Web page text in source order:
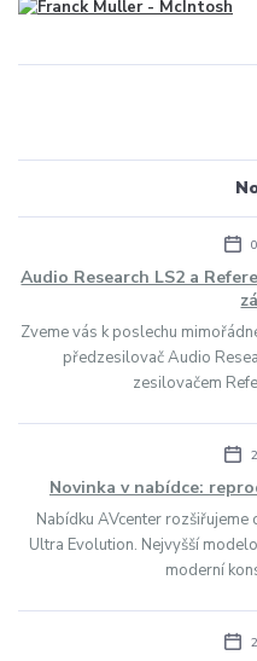
Audio Research LS2 a
Zveme vás k poslechu
předzesilovač Audio
zesilovačem
Novinka v nabídce:
Nabídku AVcenter
Ultra Evolution. Nejvyšší
moderní